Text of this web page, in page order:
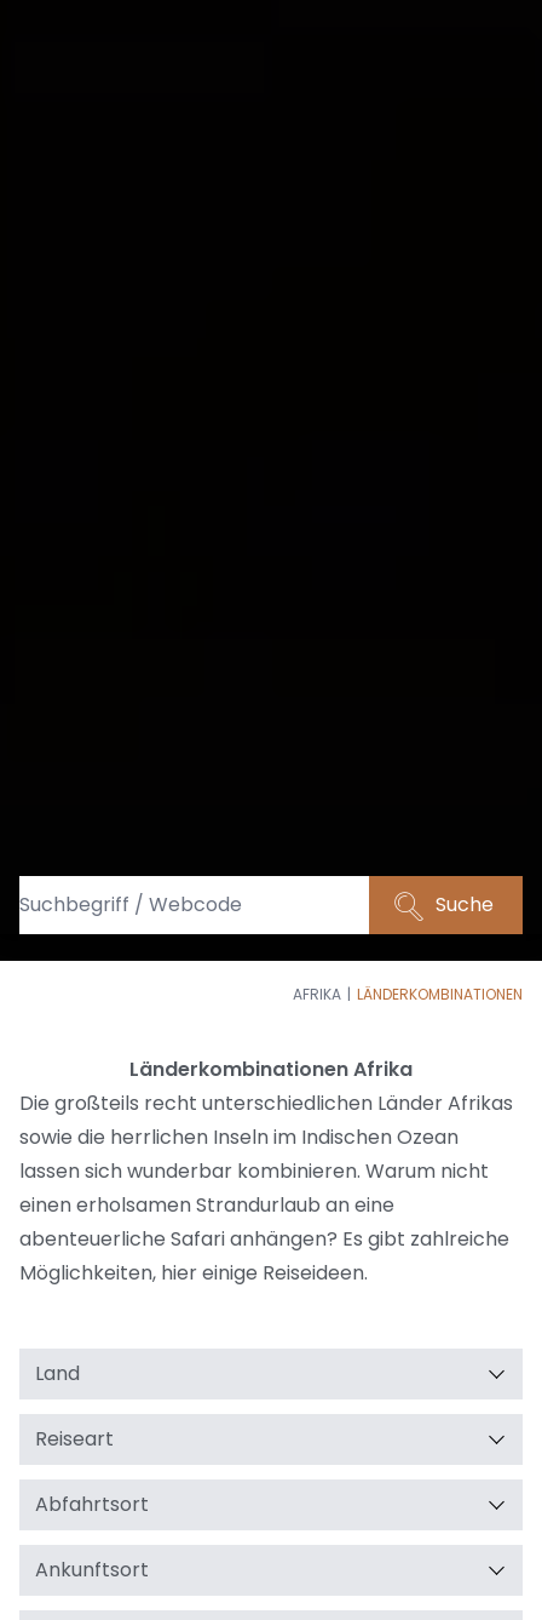
Suche
AFRIKA LÄNDERKOMBINATIONEN
Länderkombinationen Afrika
Die großteils recht unterschiedlichen Länder Afrikas
sowie die herrlichen Inseln im Indischen Ozean
lassen sich wunderbar kombinieren. Warum nicht
einen erholsamen Strandurlaub an eine
abenteuerliche Safari anhängen? Es gibt zahlreiche
Möglichkeiten, hier einige Reiseideen.
Land
Reiseart
Abfahrtsort
Ankunftsort